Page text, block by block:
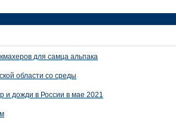
для самца альпака
области со среды
и дожди в России в мае 2021